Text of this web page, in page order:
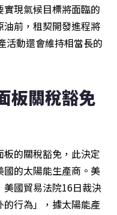
現氣候目標將面臨的
前，租契開發進程將
活動還會維持相當長的
板關稅豁免
的關稅豁免，此決定
的太陽能生產商。美
國貿易法院16日裁決
行為」，據太陽能產